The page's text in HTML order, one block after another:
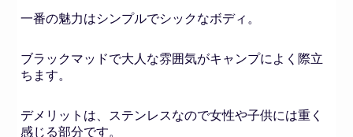
一番の魅力はシンプルでシックなボディ。
ブラックマッドで大人な雰囲気がキャンプによく際立
ちます。
デメリットは、ステンレスなので女性や子供には重く
感じる部分です。